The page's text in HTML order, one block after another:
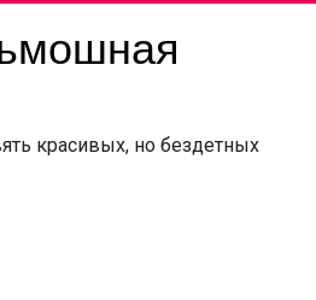
красивых, но бездетных